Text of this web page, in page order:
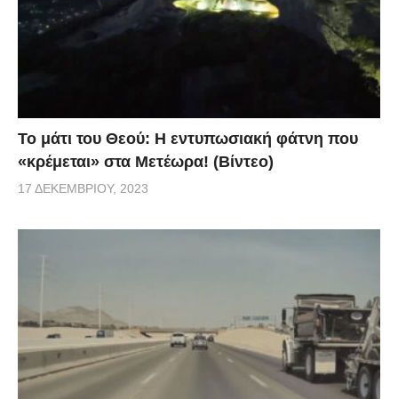
Το μάτι του Θεού: Η εντυπωσιακή φάτνη που
«κρέμεται» στα Μετέωρα! (Βίντεο)
17 ΔΕΚΕΜΒΡΊΟΥ, 2023